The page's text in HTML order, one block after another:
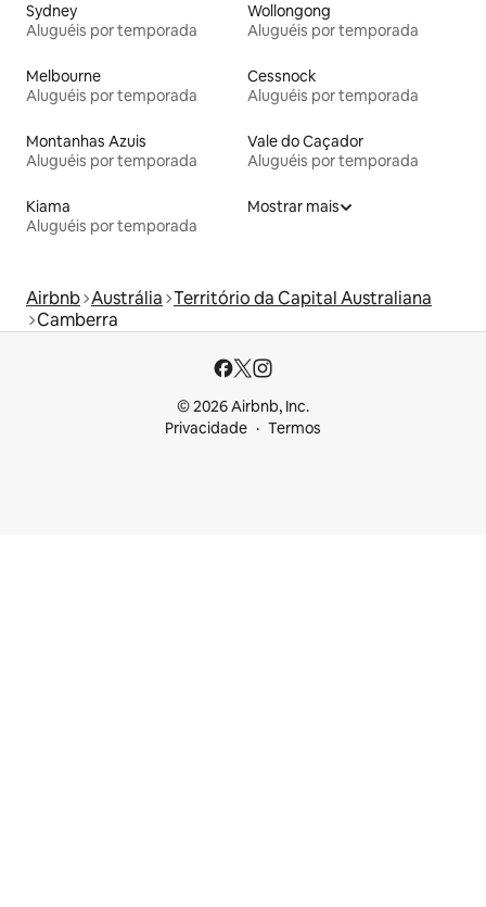
Sydney
Aluguéis por temporada
Wollongong
Aluguéis por temporada
Melbourne
Aluguéis por temporada
Cessnock
Aluguéis por temporada
Montanhas Azuis
Aluguéis por temporada
Vale do Caçador
Aluguéis por temporada
Kiama
Aluguéis por temporada
Mostrar mais
Airbnb Austrália Território da Capital Australiana
Camberra
© 2026 Airbnb, Inc.
Privacidade
Termos